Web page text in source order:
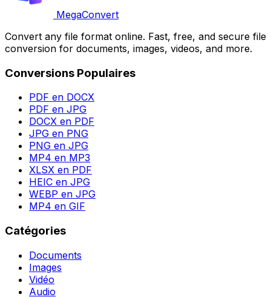
MegaConvert
Convert any file format online. Fast, free, and secure file
conversion for documents, images, videos, and more.
Conversions Populaires
PDF en DOCX
PDF en JPG
DOCX en PDF
JPG en PNG
PNG en JPG
MP4 en MP3
XLSX en PDF
HEIC en JPG
WEBP en JPG
MP4 en GIF
Catégories
Documents
Images
Vidéo
Audio